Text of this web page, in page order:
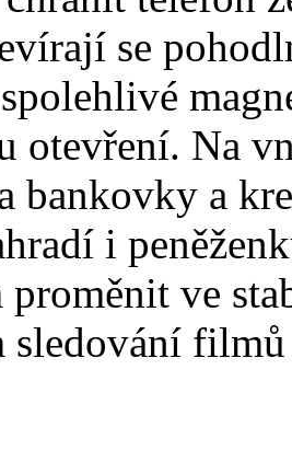
se
otevření. Na
bankovky a
i
proměnit ve
sledování